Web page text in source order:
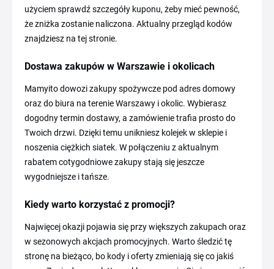
użyciem sprawdź szczegóły kuponu, żeby mieć pewność,
że zniżka zostanie naliczona. Aktualny przegląd kodów
znajdziesz na tej stronie.
Dostawa zakupów w Warszawie i okolicach
Mamyito dowozi zakupy spożywcze pod adres domowy
oraz do biura na terenie Warszawy i okolic. Wybierasz
dogodny termin dostawy, a zamówienie trafia prosto do
Twoich drzwi. Dzięki temu unikniesz kolejek w sklepie i
noszenia ciężkich siatek. W połączeniu z aktualnym
rabatem cotygodniowe zakupy stają się jeszcze
wygodniejsze i tańsze.
Kiedy warto korzystać z promocji?
Najwięcej okazji pojawia się przy większych zakupach oraz
w sezonowych akcjach promocyjnych. Warto śledzić tę
stronę na bieżąco, bo kody i oferty zmieniają się co jakiś